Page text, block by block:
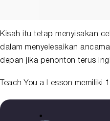
Kisah itu tetap menyisakan
dalam menyelesaikan
depan jika penonton terus
Teach You a Lesson